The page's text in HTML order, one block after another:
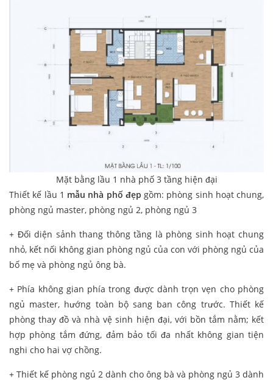
Mặt bằng lầu 1 nhà phố 3 tầng hiện đại
Thiết kế lầu 1 mẫu nhà phố đẹp gồm: phòng sinh hoạt chung,
phòng ngủ master, phòng ngủ 2, phòng ngủ 3
+ Đối diện sảnh thang thông tầng là phòng sinh hoạt chung
nhỏ, kết nối không gian phòng ngủ của con với phòng ngủ của
bố mẹ và phòng ngủ ông bà.
+ Phía không gian phía trong được dành trọn vẹn cho phòng
ngủ master, hướng toàn bộ sang ban công trước. Thiết kế
phòng thay đồ và nhà vệ sinh hiện đại, với bồn tắm nằm; kết
hợp phòng tắm đứng, đảm bảo tối đa nhất không gian tiện
nghi cho hai vợ chồng.
+ Thiết kế phòng ngủ 2 dành cho ông bà và phòng ngủ 3 dành